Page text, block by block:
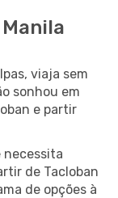
viaja sem
sonhou em
e partir
necessita
de Tacloban
de opções à